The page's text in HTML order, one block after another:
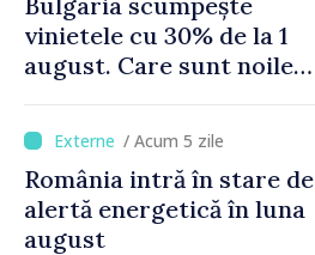
vinietele cu 30% de la 1
august. Care sunt noile
/ Acum 5 zile
România intră în stare de
alertă energetică în luna
august